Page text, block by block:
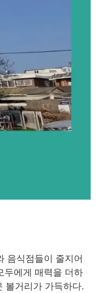
음식점들이 줄지어
두에게 매력을 더하
볼거리가 가득하다.